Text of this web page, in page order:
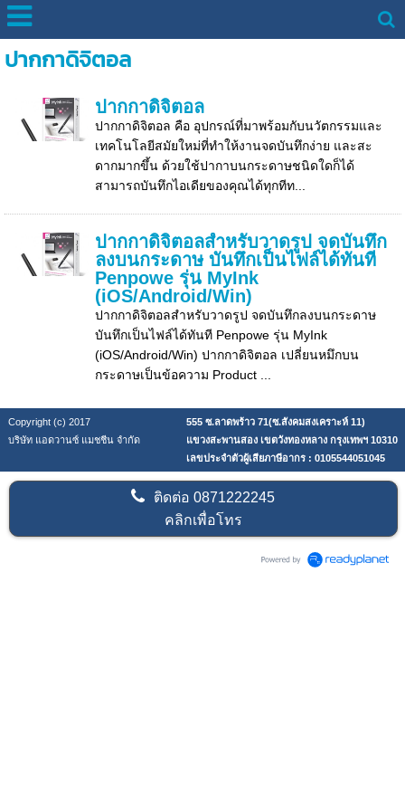
ปากกาดิจิตอล
ปากกาดิจิตอล
ปากกาดิจิตอล คือ อุปกรณ์ที่มาพร้อมกับนวัตกรรมและ
เทคโนโลยีสมัยใหม่ที่ทำให้งานจดบันทึกง่าย และสะ
ดากมากขึ้น ด้วยใช้ปากาบนกระดาษชนิดใดก็ได้
สามารถบันทึกไอเดียของคุณได้ทุกทีท...
ปากกาดิจิตอลสำหรับวาดรูป จดบันทึก
ลงบนกระดาษ บันทึกเป็นไฟล์ได้ทันที
Penpowe รุ่น MyInk
(iOS/Android/Win)
ปากกาดิจิตอลสำหรับวาดรูป จดบันทึกลงบนกระดาษ
บันทึกเป็นไฟล์ได้ทันที Penpowe รุ่น MyInk
(iOS/Android/Win) ปากกาดิจิตอล เปลี่ยนหมึกบน
กระดาษเป็นข้อความ Product ...
Copyright (c) 2017
555 ซ.ลาดพร้าว 71(ซ.สังคมสงเคราะห์ 11)
บริษัท แอดวานซ์ แมชชีน จำกัด
แขวงสะพานสอง เขตวังทองหลาง กรุงเทพฯ 10310
เลขประจำตัวผู้เสียภาษีอากร : 0105544051045
ติดต่อ0871222245
คลิกเพื่อโทร